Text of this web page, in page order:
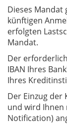
Dieses
künftigen
erfolgten
Mandat.
Der
IBAN Ihres
Ihres
Der Einzug
und wird Ihnen
Notification)